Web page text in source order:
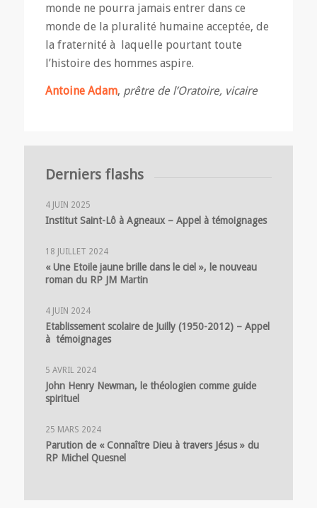
monde ne pourra jamais entrer dans ce
monde de la pluralité humaine acceptée, de
la fraternité à laquelle pourtant toute
l’histoire des hommes aspire.
Antoine Adam, prêtre de l’Oratoire, vicaire
Derniers flashs
4 JUIN 2025
Institut Saint-Lô à Agneaux – Appel à témoignages
18 JUILLET 2024
« Une Etoile jaune brille dans le ciel », le nouveau
roman du RP JM Martin
4 JUIN 2024
Etablissement scolaire de Juilly (1950-2012) – Appel
à témoignages
5 AVRIL 2024
John Henry Newman, le théologien comme guide
spirituel
25 MARS 2024
Parution de « Connaître Dieu à travers Jésus » du
RP Michel Quesnel